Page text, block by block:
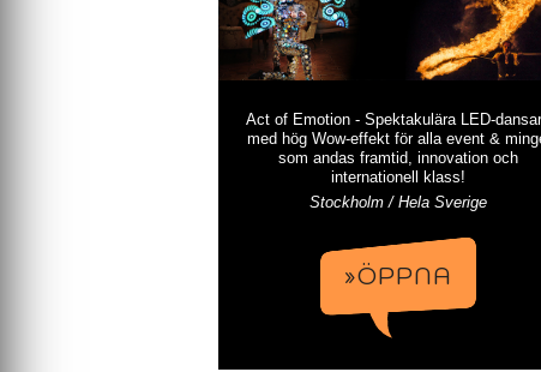
Act of Emotion - Spektakulära LED-
med hög Wow-effekt för alla event &
som andas framtid, innovation och
internationell klass!
Stockholm / Hela Sverige
»ÖPPNA